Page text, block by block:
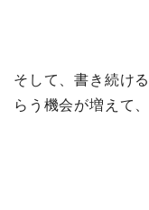
そして、書き続け
らう機会が増えて、